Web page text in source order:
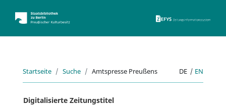
Startseite Suche Amtspresse Preußens DE | EN
Digitalisierte Zeitungstitel